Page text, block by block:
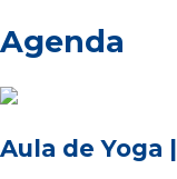
Agenda
Aula de Yoga